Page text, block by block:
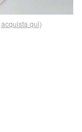
acquista qui)